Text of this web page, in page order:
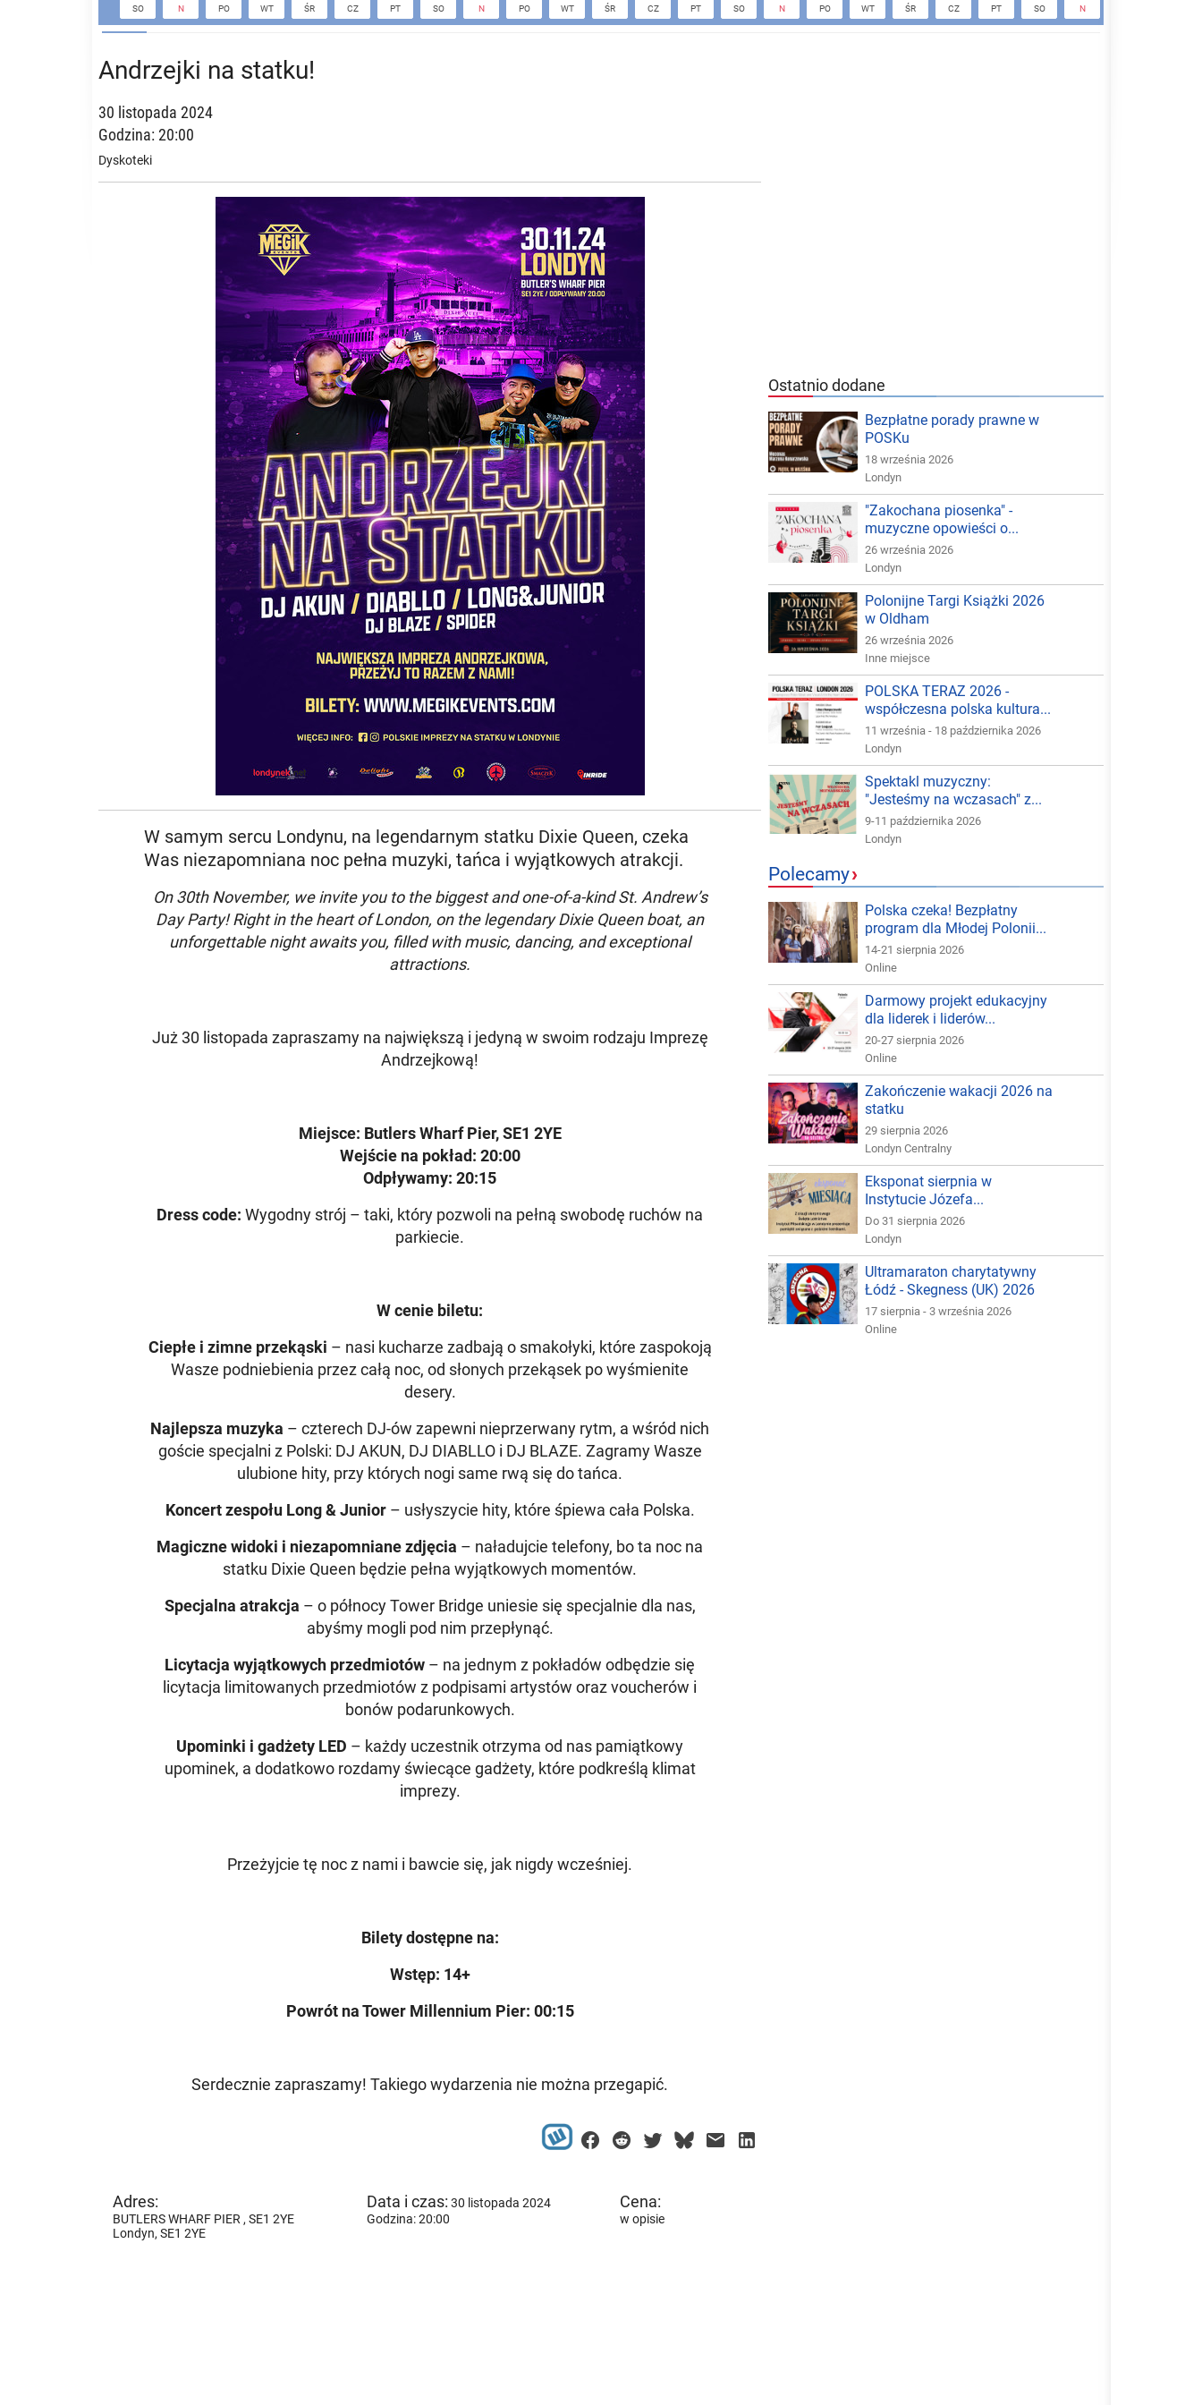
SO N PO WT ŚR CZ PT SO N PO WT ŚR CZ PT SO N PO WT ŚR CZ PT SO N
Andrzejki na statku!
30 listopada 2024
Godzina: 20:00
Dyskoteki
W samym sercu Londynu, na legendarnym statku Dixie Queen, czeka
Was niezapomniana noc pełna muzyki, tańca i wyjątkowych atrakcji.
On 30th November, we invite you to the biggest and one-of-a-kind St. Andrew’s
Day Party! Right in the heart of London, on the legendary Dixie Queen boat, an
unforgettable night awaits you, filled with music, dancing, and exceptional
attractions.
Już 30 listopada zapraszamy na największą i jedyną w swoim rodzaju Imprezę
Andrzejkową!
Miejsce: Butlers Wharf Pier, SE1 2YE
Wejście na pokład: 20:00
Odpływamy: 20:15
Dress code: Wygodny strój – taki, który pozwoli na pełną swobodę ruchów na
parkiecie.
W cenie biletu:
Ciepłe i zimne przekąski – nasi kucharze zadbają o smakołyki, które zaspokoją
Wasze podniebienia przez całą noc, od słonych przekąsek po wyśmienite
desery.
Najlepsza muzyka – czterech DJ-ów zapewni nieprzerwany rytm, a wśród nich
goście specjalni z Polski: DJ AKUN, DJ DIABLLO i DJ BLAZE. Zagramy Wasze
ulubione hity, przy których nogi same rwą się do tańca.
Koncert zespołu Long & Junior– usłyszycie hity, które śpiewa cała Polska.
Magiczne widoki i niezapomniane zdjęcia – naładujcie telefony, bo ta noc na
statku Dixie Queen będzie pełna wyjątkowych momentów.
Specjalna atrakcja – o północy Tower Bridge uniesie się specjalnie dla nas,
abyśmy mogli pod nim przepłynąć.
Licytacja wyjątkowych przedmiotów – na jednym z pokładów odbędzie się
licytacja limitowanych przedmiotów z podpisami artystów oraz voucherów i
bonów podarunkowych.
Upominki i gadżety LED – każdy uczestnik otrzyma od nas pamiątkowy
upominek, a dodatkowo rozdamy świecące gadżety, które podkreślą klimat
imprezy.
Przeżyjcie tę noc z nami i bawcie się, jak nigdy wcześniej.
Bilety dostępne na:
Wstęp: 14+
Powrót na Tower Millennium Pier: 00:15
Serdecznie zapraszamy! Takiego wydarzenia nie można przegapić.
Adres:
BUTLERS WHARF PIER , SE1 2YE
Londyn, SE1 2YE
Data i czas: 30 listopada 2024
Godzina: 20:00
Cena:
w opisie
Ostatnio dodane
Bezpłatne porady prawne w
POSKu
18 września 2026
Londyn
"Zakochana piosenka" -
muzyczne opowieści o...
26 września 2026
Londyn
Polonijne Targi Książki 2026
w Oldham
26 września 2026
Inne miejsce
POLSKA TERAZ 2026 -
współczesna polska kultura...
11 września - 18 października 2026
Londyn
Spektakl muzyczny:
"Jesteśmy na wczasach" z...
9-11 października 2026
Londyn
Polecamy›
Polska czeka! Bezpłatny
program dla Młodej Polonii...
14-21 sierpnia 2026
Online
Darmowy projekt edukacyjny
dla liderek i liderów...
20-27 sierpnia 2026
Online
Zakończenie wakacji 2026 na
statku
29 sierpnia 2026
Londyn Centralny
Eksponat sierpnia w
Instytucie Józefa...
Do 31 sierpnia 2026
Londyn
Ultramaraton charytatywny
Łódź - Skegness (UK) 2026
17 sierpnia - 3 września 2026
Online